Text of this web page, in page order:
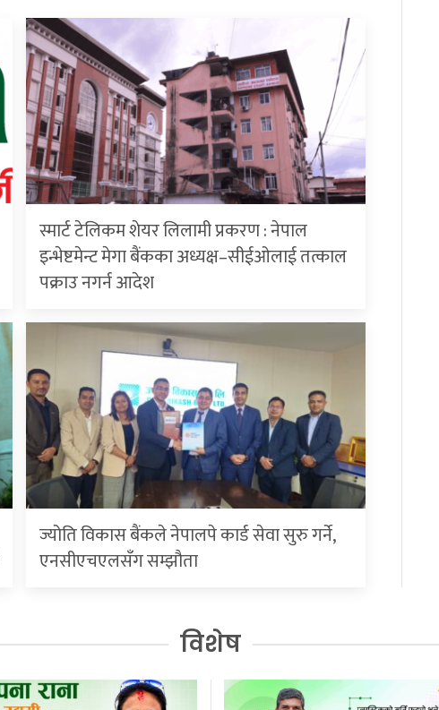
स्मार्ट टेलिकम शेयर लिलामी प्रकरण : नेपाल
इन्भेष्टमेन्ट मेगा बैंकका अध्यक्ष–सीईओलाई तत्काल
पक्राउ नगर्न आदेश
ज्योति विकास बैंकले नेपालपे कार्ड सेवा सुरु गर्ने,
एनसीएचएलसँग सम्झौता
विशेष